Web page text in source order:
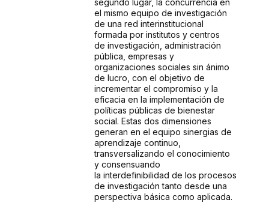
segundo lugar, la concurrencia en
el mismo equipo de investigación
de una red interinstitucional
formada por institutos y centros
de investigación, administración
pública, empresas y
organizaciones sociales sin ánimo
de lucro, con el objetivo de
incrementar el compromiso y la
eficacia en la implementación de
políticas públicas de bienestar
social. Estas dos dimensiones
generan en el equipo sinergias de
aprendizaje continuo,
transversalizando el conocimiento
y consensuando
la interdefinibilidad de los procesos
de investigación tanto desde una
perspectiva básica como aplicada.